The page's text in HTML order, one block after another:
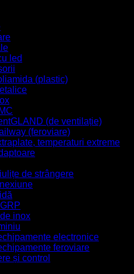
led
(plastic)
(de ventilație)
(feroviare)
temperaturi extreme
de strângere
inox
electronice
feroviare
și control